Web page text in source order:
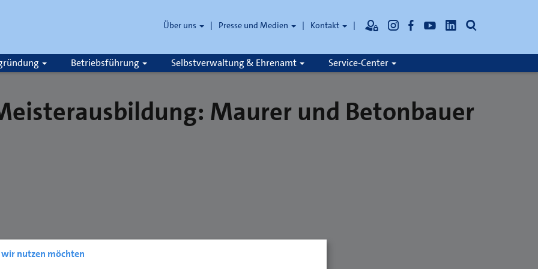
Über uns Presse und Medien Kontakt
Betriebsführung Selbstverwaltung & Ehrenamt Service-Center
Maurer und Betonbauer
nutzen möchten